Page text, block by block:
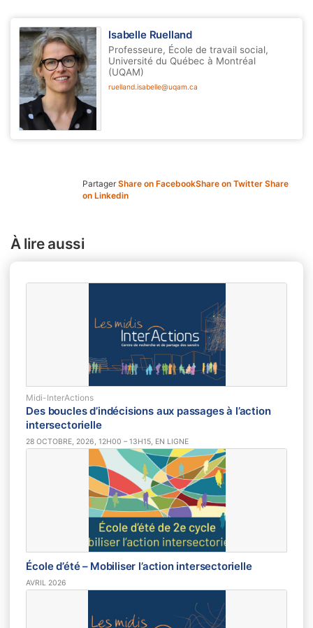
Isabelle Ruelland
Professeure, École de travail social,
Université du Québec à Montréal
(UQAM)
ruelland.isabelle@uqam.ca
Partager Share on FacebookShare on Twitter Share
on Linkedin
À lire aussi
Midi-InterActions
Des boucles d’indécisions aux passages à l’action
intersectorielle
28 OCTOBRE, 2026, 12H00 – 13H15, EN LIGNE
École d’été – Mobiliser l’action intersectorielle
AVRIL 2026